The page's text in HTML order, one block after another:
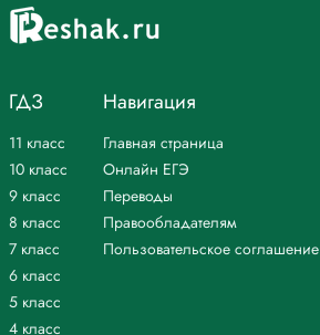
ГДЗ
11 класс
10 класс
9 класс
8 класс
7 класс
6 класс
5 класс
4 класс
Навигация
Главная страница
Онлайн ЕГЭ
Переводы
Правообладателям
Пользовательское соглашение